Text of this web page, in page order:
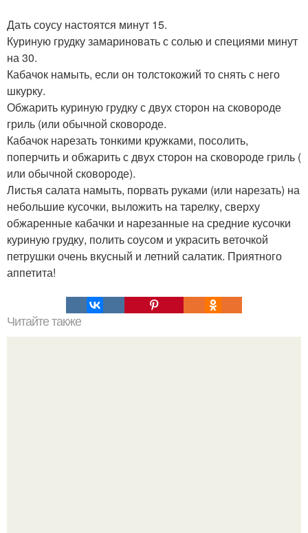
Дать соусу настоятся минут 15.
Куриную грудку замариновать с солью и специями минут
на 30.
Кабачок намыть, если он толстокожий то снять с него
шкурку.
Обжарить куриную грудку с двух сторон на сковороде
гриль (или обычной сковороде.
Кабачок нарезать тонкими кружками, посолить,
поперчить и обжарить с двух сторон на сковороде гриль (
или обычной сковороде).
Листья салата намыть, порвать руками (или нарезать) на
небольшие кусочки, выложить на тарелку, сверху
обжаренные кабачки и нарезанные на средние кусочки
куриную грудку, полить соусом и украсить веточкой
петрушки очень вкусный и летний салатик. Приятного
аппетита!
Читайте также